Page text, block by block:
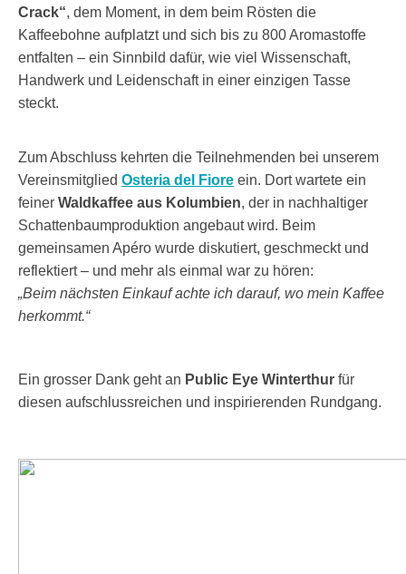
Crack“, dem Moment, in dem beim Rösten die
Kaffeebohne aufplatzt und sich bis zu 800 Aromastoffe
entfalten – ein Sinnbild dafür, wie viel Wissenschaft,
Handwerk und Leidenschaft in einer einzigen Tasse
steckt.
Zum Abschluss kehrten die Teilnehmenden bei unserem
Vereinsmitglied Osteria del Fiore ein. Dort wartete ein
feiner Waldkaffee aus Kolumbien, der in nachhaltiger
Schattenbaumproduktion angebaut wird. Beim
gemeinsamen Apéro wurde diskutiert, geschmeckt und
reflektiert – und mehr als einmal war zu hören:
„Beim nächsten Einkauf achte ich darauf, wo mein Kaffee
herkommt.“
Ein grosser Dank geht an Public Eye Winterthur für
diesen aufschlussreichen und inspirierenden Rundgang.